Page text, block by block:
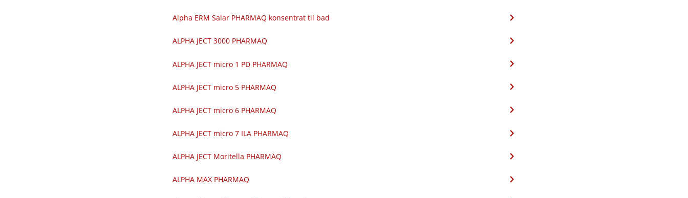
Alpha ERM Salar PHARMAQ konsentrat til bad
ALPHA JECT 3000 PHARMAQ
ALPHA JECT micro 1 PD PHARMAQ
ALPHA JECT micro 5 PHARMAQ
ALPHA JECT micro 6 PHARMAQ
ALPHA JECT micro 7 ILA PHARMAQ
ALPHA JECT Moritella PHARMAQ
ALPHA MAX PHARMAQ